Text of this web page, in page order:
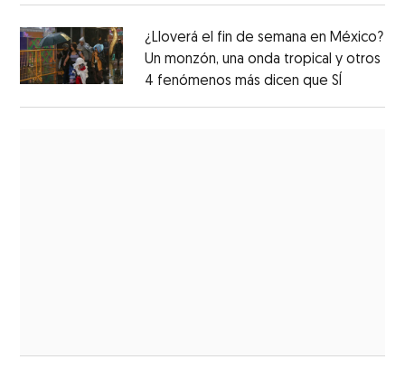
¿Lloverá el fin de semana en México?
Un monzón, una onda tropical y otros
4 fenómenos más dicen que SÍ